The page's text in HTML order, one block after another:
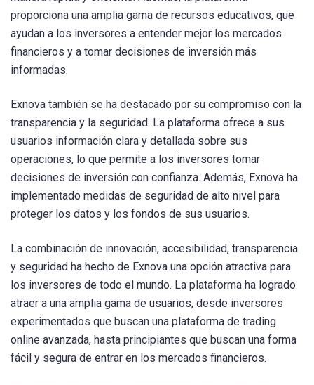
proporciona una amplia gama de recursos educativos, que
ayudan a los inversores a entender mejor los mercados
financieros y a tomar decisiones de inversión más
informadas.
Exnova también se ha destacado por su compromiso con la
transparencia y la seguridad. La plataforma ofrece a sus
usuarios información clara y detallada sobre sus
operaciones, lo que permite a los inversores tomar
decisiones de inversión con confianza. Además, Exnova ha
implementado medidas de seguridad de alto nivel para
proteger los datos y los fondos de sus usuarios.
La combinación de innovación, accesibilidad, transparencia
y seguridad ha hecho de Exnova una opción atractiva para
los inversores de todo el mundo. La plataforma ha logrado
atraer a una amplia gama de usuarios, desde inversores
experimentados que buscan una plataforma de trading
online avanzada, hasta principiantes que buscan una forma
fácil y segura de entrar en los mercados financieros.